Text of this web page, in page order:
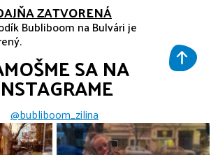
ZATVORENÁ
Bubliboom na Bulvári je
SA NA
@bubliboom_zilina